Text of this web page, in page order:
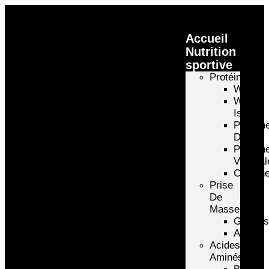
Accueil
Nutrition
sportive
Protéines
Whey
Whey
Isolate
D’oeuf
Prise
De
Masse
Gainers
Autre
Acides
Aminés